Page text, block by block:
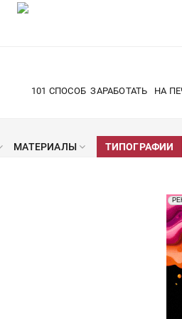
101 СПОСОБ ЗАРАБОТАТЬ НА
МАТЕРИАЛЫ ТИПОГРАФИИ